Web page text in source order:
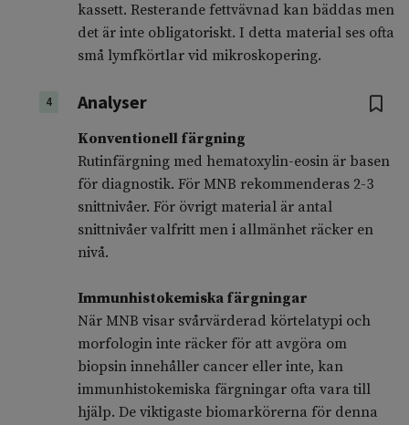
kassett. Resterande fettvävnad kan bäddas men
det är inte obligatoriskt. I detta material ses ofta
små lymfkörtlar vid mikroskopering.
4 Analyser
Konventionell färgning
Rutinfärgning med hematoxylin-eosin är basen
för diagnostik. För MNB rekommenderas 2-3
snittnivåer. För övrigt material är antal
snittnivåer valfritt men i allmänhet räcker en
nivå.
Immunhistokemiska färgningar
När MNB visar svårvärderad körtelatypi och
morfologin inte räcker för att avgöra om
biopsin innehåller cancer eller inte, kan
immunhistokemiska färgningar ofta vara till
hjälp. De viktigaste biomarkörerna för denna